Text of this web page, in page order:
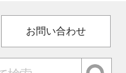
お問い合わせ